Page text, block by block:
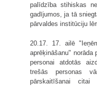
palīdzība stihiskas
gadījumos, ja tā
pārvaldes institūciju
20.17. 17. ailē
aprēķināšanu" norāda
personai atdotās
trešās personas
pārskaitīšanai citai